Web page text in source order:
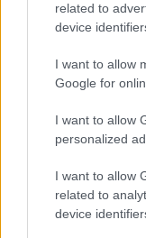
related to
device
I want to allow
Google for
I want to allow
personalized
I want to allow
related to
device